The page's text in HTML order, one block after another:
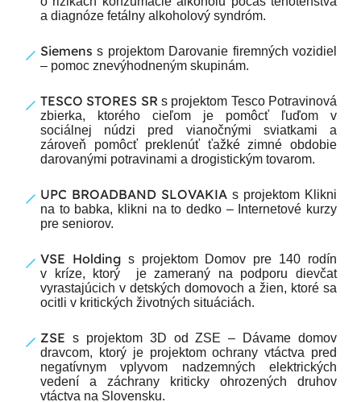
a diagnóze fetálny alkoholový syndróm.
Siemens s projektom Darovanie firemných vozidiel
– pomoc znevýhodneným skupinám.
TESCO STORES SR s projektom Tesco Potravinová
zbierka, ktorého cieľom je pomôcť ľuďom v
sociálnej núdzi pred vianočnými sviatkami a
zároveň pomôcť preklenúť ťažké zimné obdobie
darovanými potravinami a drogistickým tovarom.
UPC BROADBAND SLOVAKIA s projektom Klikni
na to babka, klikni na to dedko – Internetové kurzy
pre seniorov.
VSE Holdings projektom Domov pre 140 rodín
v kríze, ktorý je zameraný na podporu dievčat
vyrastajúcich v detských domovoch a žien, ktoré sa
ocitli v kritických životných situáciách.
ZSE s projektom 3D od ZSE – Dávame domov
dravcom, ktorý je projektom ochrany vtáctva pred
negatívnym vplyvom nadzemných elektrických
vedení a záchrany kriticky ohrozených druhov
vtáctva na Slovensku.